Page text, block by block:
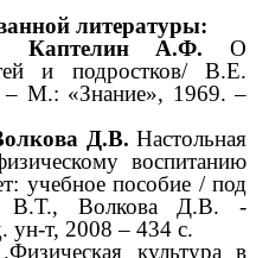
литературы:
Каптелин А.Ф. О
и подростков/ В.Е.
– М.: «Знание», 1969. –
Д.В. Настольная
воспитанию
учебное пособие / под
В.Т., Волкова Д.В. -
ун-т, 2008 – 434 с.
.Физическая культура в